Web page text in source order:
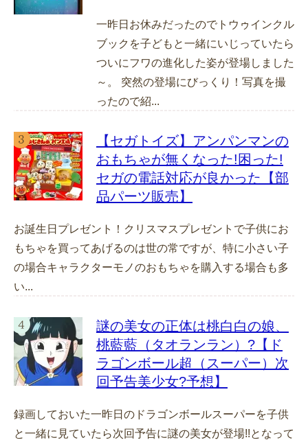
一昨日お休みだったのでトウゥインクル
ブックを子どもと一緒にいじっていたら
ついにフワの進化した姿が登場しました
～。 突然の登場にびっくり！写真を撮
ったので紹...
【セガトイズ】アンパンマンの
おもちゃが無くなった!困った!
セガの電話対応が良かった【部
品パーツ販売】
お誕生日プレゼント！クリスマスプレゼントで子供にお
もちゃを買ってあげるのは世の常ですが、特に小さい子
の場合キャラクターモノのおもちゃを購入する場合も多
い...
謎の美女の正体は桃白白の娘、
桃藍藍（タオランラン）?【ド
ラゴンボール超（スーパー）次
回予告美少女?予想】
録画しておいた一昨日のドラゴンボールスーパーを子供
と一緒に見ていたら次回予告に謎の美女が登場!!となって